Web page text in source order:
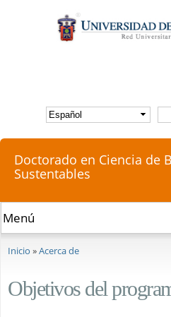
contenido
principal
Doctorado en Ciencia de
Sustentables
Inicio »Acerca de
Objetivos del